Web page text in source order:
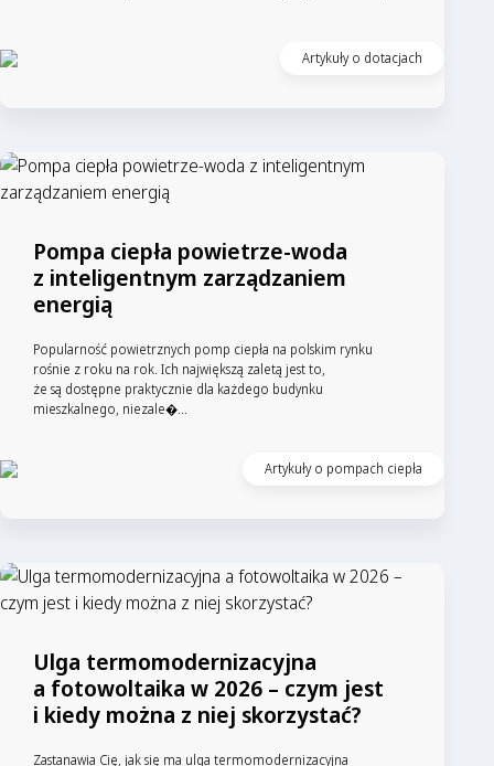
Artykuły o dotacjach
Pompa ciepła powietrze-woda
z inteligentnym zarządzaniem
energią
Popularność powietrznych pomp ciepła na polskim rynku
rośnie z roku na rok. Ich największą zaletą jest to,
że są dostępne praktycznie dla każdego budynku
mieszkalnego, niezale�...
Artykuły o pompach ciepła
Ulga termomodernizacyjna
a fotowoltaika w 2026 – czym jest
i kiedy można z niej skorzystać?
Zastanawia Cię, jak się ma ulga termomodernizacyjna